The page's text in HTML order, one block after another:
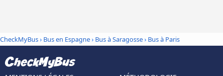
CheckMyBus› Bus en Espagne› Bus à Saragosse› Bus à Paris